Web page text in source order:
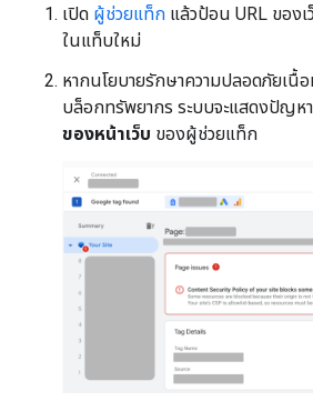
เปิด ผู้ช่วยแท็ก แล้วป้อน URL ของเ
ในแท็บใหม่
หากนโยบายรักษาความปลอดภัยเนื้
บล็อกทรัพยากร ระบบจะแสดงปัญห
ของหน้าเว็บ ของผู้ช่วยแท็ก